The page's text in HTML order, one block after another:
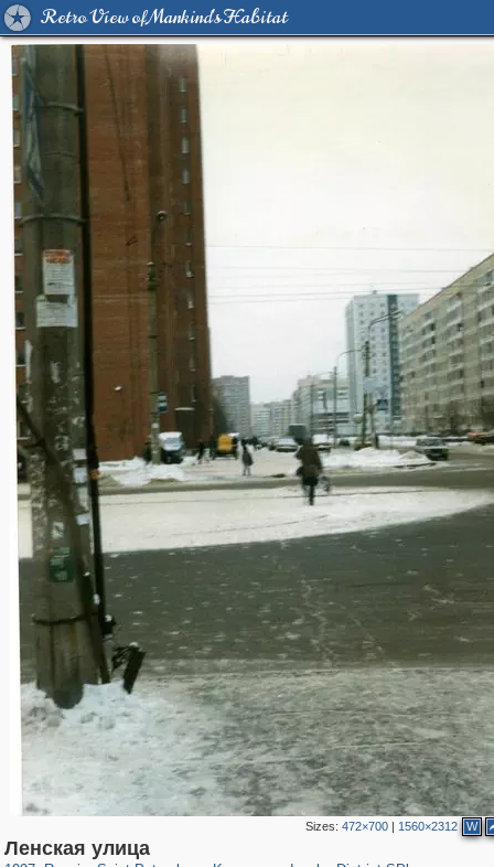
Retro View of Mankind's Habitat
Sizes:472×700 | 1560×2312 W
Ленская улица
1,406,840
197,173 5,709
290 1